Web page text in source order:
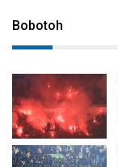
Bobotoh